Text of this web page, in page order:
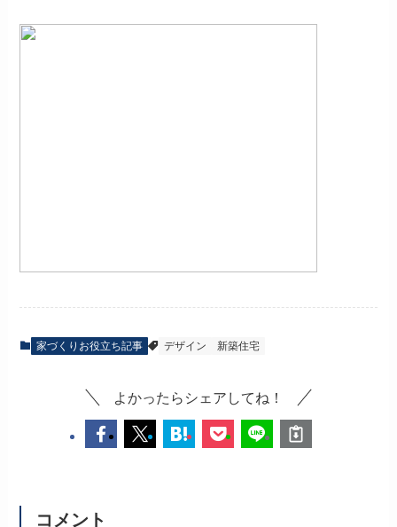
家づくりお役立ち記事 デザイン 新築住宅
よかったらシェアしてね！
コメント